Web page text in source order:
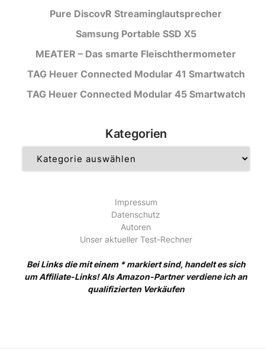
Pure DiscovR Streaminglautsprecher
Samsung Portable SSD X5
MEATER – Das smarte Fleischthermometer
TAG Heuer Connected Modular 41 Smartwatch
TAG Heuer Connected Modular 45 Smartwatch
Kategorien
Impressum
Datenschutz
Autoren
Unser aktueller Test-Rechner
Bei Links die mit einem * markiert sind, handelt es sich
um Affiliate-Links! Als Amazon-Partner verdiene ich an
qualifizierten Verkäufen